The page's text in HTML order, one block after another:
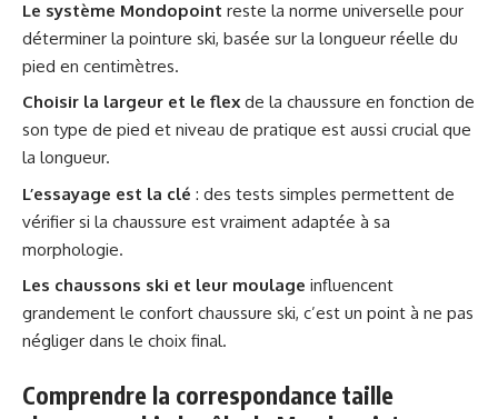
Le système Mondopoint reste la norme universelle pour
déterminer la pointure ski, basée sur la longueur réelle du
pied en centimètres.
Choisir la largeur et le flex de la chaussure en fonction de
son type de pied et niveau de pratique est aussi crucial que
la longueur.
L’essayage est la clé : des tests simples permettent de
vérifier si la chaussure est vraiment adaptée à sa
morphologie.
Les chaussons ski et leur moulage influencent
grandement le confort chaussure ski, c’est un point à ne pas
négliger dans le choix final.
Comprendre la correspondance taille